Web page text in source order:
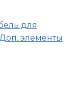
для
элементы